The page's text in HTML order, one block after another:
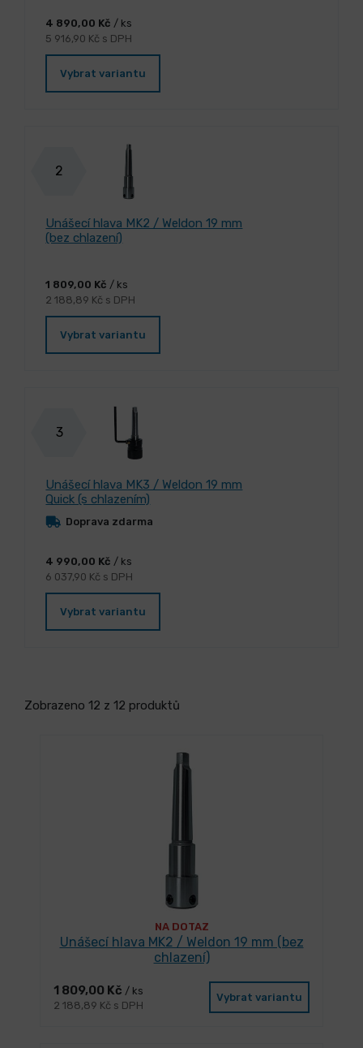
4 890,00 Kč / ks
5 916,90 Kč s DPH
Vybrat variantu
2
Unášecí hlava MK2 / Weldon 19 mm
(bez chlazení)
1 809,00 Kč / ks
2 188,89 Kč s DPH
Vybrat variantu
3
Unášecí hlava MK3 / Weldon 19 mm
Quick (s chlazením)
Doprava zdarma
4 990,00 Kč / ks
6 037,90 Kč s DPH
Vybrat variantu
Zobrazeno 12 z 12 produktů
NA DOTAZ
Unášecí hlava MK2 / Weldon 19 mm (bez
chlazení)
1 809,00 Kč / ks
2 188,89 Kč s DPH
Vybrat variantu